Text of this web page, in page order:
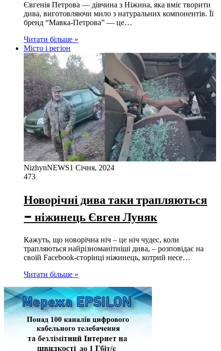
Євгенія Петрова — дівчина з Ніжина, яка вміє творити
дива, виготовляючи мило з натуральних компонентів. Її
бренд “Мавка-Петрова” — це…
Читати більше »
Місто і регіон
NizhynNEWS1 Січня, 2024
473
Новорічні дива таки трапляються
– ніжинець Євген Луняк
Кажуть, що новорічна ніч – це ніч чудес, коли
трапляються найрізноманітніші дива, – розповідає на
своїй Facebook-сторінці ніжинець, котрий несе…
Читати більше »